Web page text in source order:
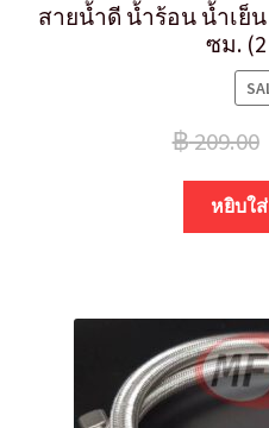
สายน้ำดี น้ำร้อน น้ำเย็
ซม.
฿209.00
หยิบใ